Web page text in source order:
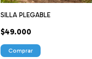
SILLA PLEGABLE
$49.000
Comprar